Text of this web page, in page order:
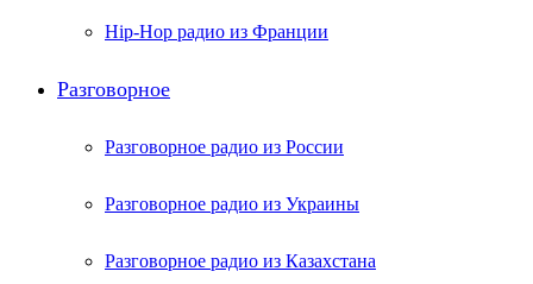
Hip-Hop радио из Франции
Разговорное
Разговорное радио из России
Разговорное радио из Украины
Разговорное радио из Казахстана